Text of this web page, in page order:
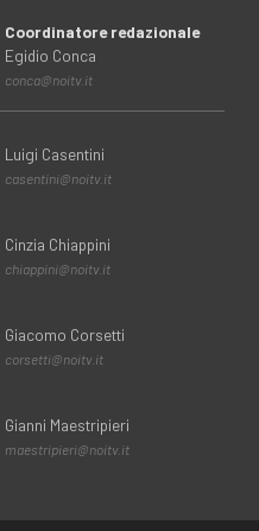
Coordinatore redazionale
Egidio Conca
conca@noitv.it
Luigi Casentini
casentini@noitv.it
Cinzia Chiappini
chiappini@noitv.it
Giacomo Corsetti
corsetti@noitv.it
Gianni Maestripieri
maestripieri@noitv.it